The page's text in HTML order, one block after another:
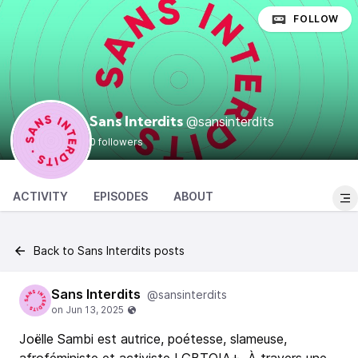
Sans Interdits @sansinterdits
0 followers
FOLLOW
ACTIVITY EPISODES ABOUT
Back to Sans Interdits posts
Sans Interdits @sansinterdits
Joëlle Sambi est autrice, poétesse, slameuse,